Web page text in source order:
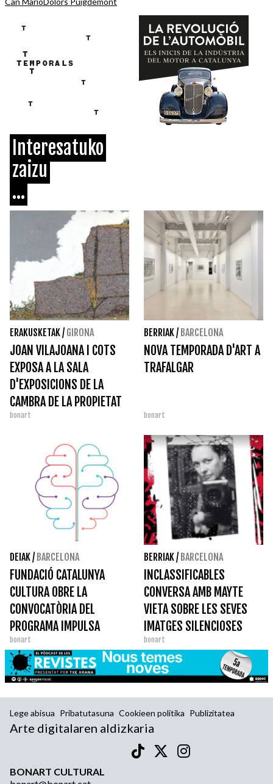
Interesatuko
zaizu
...
ERAKUSKETAK/ GIRONA
JOAN VILAJOANA I COTS
EXPOSA A LA SALA
D'EXPOSICIONS DE LA
CAMBRA DE LA PROPIETAT
URBANA
bonart
BERRIAK/ BARCELONA
NOVA TEMPORADA D'ART A
TRAFALGAR
bonart
DEIAK/ BARCELONA
FUNDACIÓ CATALUNYA
CULTURA OBRE LA
CONVOCATÒRIA DEL
PROGRAMA IMPULSA
CULTURA 2024
bonart
BERRIAK/ BARCELONA
INCLASSIFICABLES
CONVERSA AMB MAYTE
VIETA SOBRE LES SEVES
IMATGES SILENCIOSES
bonart
Lege abisua Pribatutasuna Cookieen politika Publizitatea
Arte digitalaren aldizkaria
BONART CULTURAL